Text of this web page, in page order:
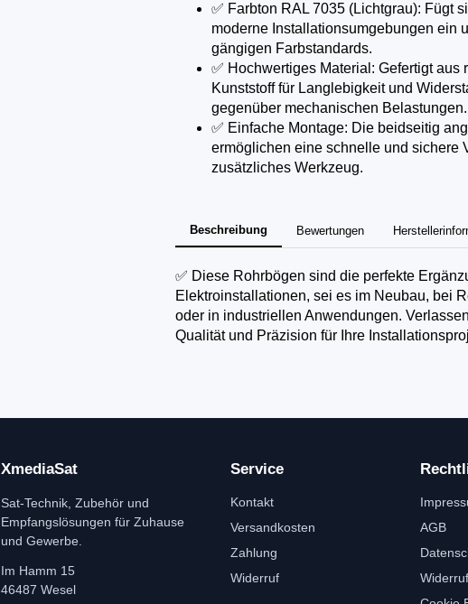
✅ Farbton RAL 7035 (Lichtgrau): Fügt
moderne Installationsumgebungen ein
gängigen Farbstandards.​
✅ Hochwertiges Material: Gefertigt aus
Kunststoff für Langlebigkeit und
gegenüber mechanischen Belastungen.​
✅ Einfache Montage: Die beidseitig
ermöglichen eine schnelle und sichere
zusätzliches Werkzeug.​
Beschreibung Bewertungen
✅ Diese Rohrbögen sind die perfekte
Elektroinstallationen, sei es im Neubau, bei
oder in industriellen Anwendungen.
Qualität und Präzision für Ihre
XmediaSat
Sat-Technik, Zubehör und
Empfangslösungen für Zuhause
und Gewerbe.
Im Hamm 15
46487 Wesel
Service
Kontakt
Versandkosten
Zahlung
Widerruf
AGB